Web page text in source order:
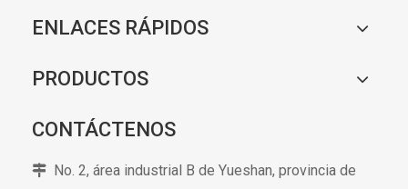
ENLACES RÁPIDOS
PRODUCTOS
CONTÁCTENOS

No. 2, área industrial B de Yueshan, provincia de